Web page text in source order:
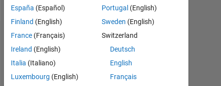
Languages:
Tableau de bord
Statistiques
MATLAB Answers
España (Español)
Finland (English)
France (Français)
Ireland (English)
Italia (Italiano)
Luxembourg (English)
Portugal (English)
Sweden (English)
Switzerland
Deutsch
English
Français